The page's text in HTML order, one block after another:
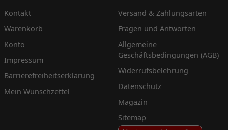
Kontakt
Warenkorb
Konto
Impressum
Barrierefreiheitserklärung
Mein Wunschzettel
Versand & Zahlungsarten
Fragen und Antworten
Allgemeine
Geschäftsbedingungen (AGB)
Widerrufsbelehrung
Datenschutz
Magazin
Sitemap